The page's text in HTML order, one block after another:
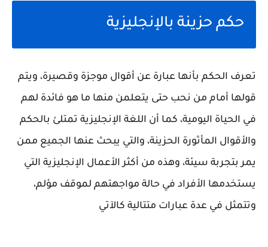
حكم حزينة بالإنجليزية
تعرف الحكم بأنها عبارة عن أقوال موجزة وقصيرة، ويتم
قولها أمام من نحب حتى يتعلمن منها ما هو فائدة لهم
في الحياة اليومية، كما أن اللغة الإنجليزية تمتلئ بالحكم
والأقوال المأثورة الحزينة، والتي يبحث عنها الجميع ممن
يمر بتجربة سيئة، وهذه من أكثر الأعمال الإنجليزية التي
يستخدمها الأفراد في حالة مواجهتهم لموقف مؤلم،
وتتمثل في عدة عبارات متتالية كالآتي